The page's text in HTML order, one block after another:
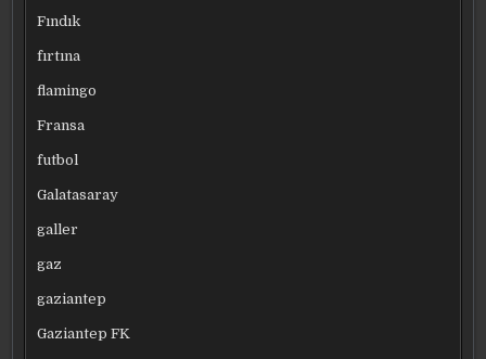
Fındık
fırtına
flamingo
Fransa
futbol
Galatasaray
galler
gaz
gaziantep
Gaziantep FK